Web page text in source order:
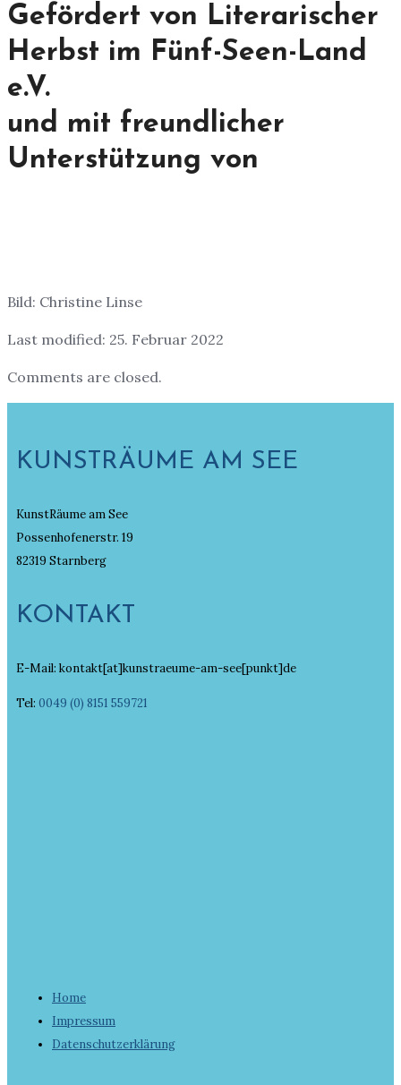
Gefördert von Literarischer
Herbst im Fünf-Seen-Land
e.V.
und mit freundlicher
Unterstützung von
Bild: Christine Linse
Last modified: 25. Februar 2022
Comments are closed.
KUNSTRÄUME AM SEE
KunstRäume am See
Possenhofenerstr. 19
82319 Starnberg
KONTAKT
E-Mail: kontakt[at]kunstraeume-am-see[punkt]de
Tel: 0049 (0) 8151 559721
Home
Impressum
Datenschutzerklärung